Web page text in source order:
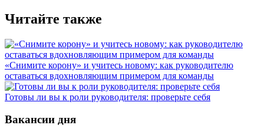
Читайте также
«Снимите корону» и учитесь новому: как руководителю
оставаться вдохновляющим примером для команды
Готовы ли вы к роли руководителя: проверьте себя
Вакансии дня